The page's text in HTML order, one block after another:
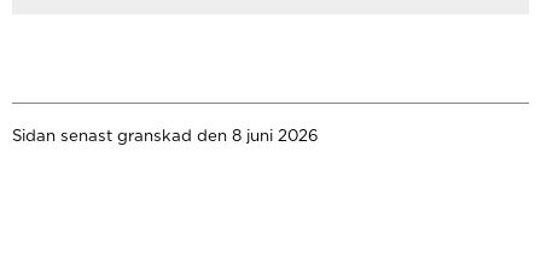
Sidan senast granskad den 8 juni 2026